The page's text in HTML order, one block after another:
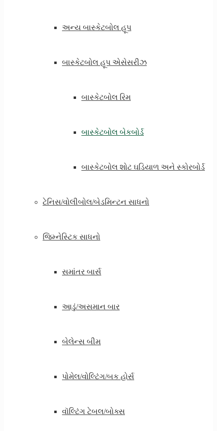
અન્ય બાસ્કેટબોલ હૂપ
બાસ્કેટબોલ હૂપ એસેસરીઝ
બાસ્કેટબોલ રિમ
બાસ્કેટબોલ બેકબોર્ડ
બાસ્કેટબોલ શોટ ઘડિયાળ અને સ્કોરબોર્ડ
ટેનિસ/વોલીબોલ/બેડમિન્ટન સાધનો
જિમ્નેસ્ટિક સાધનો
સમાંતર બાર્સ
આડું/અસમાન બાર
બેલેન્સ બીમ
પોમેલ/વોલ્ટિંગ/બક હોર્સ
વૉલ્ટિંગ ટેબલ/બોક્સ